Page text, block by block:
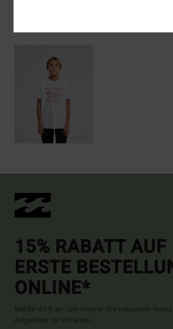
15% RABATT AUF
ERSTE
ONLINE*
Melde dich an, um immer die neuesten
Angebote zu erhalten.